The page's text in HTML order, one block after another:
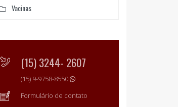
Vacinas
(15) 3244- 2607
(15) 9-9758-8550
Formulário de contato